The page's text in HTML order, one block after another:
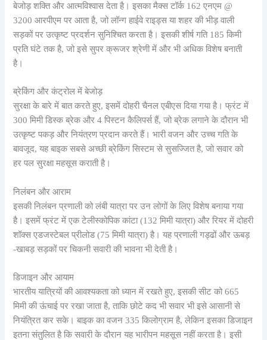
बेजोड़ शक्ति और आत्मविश्वास देता है। इसका मैक्स टॉर्क 162 एनएम @
3200 आरपीएम पर आता है, जो लॉन्ग हाईवे राइड्स या शहर की भीड़ वाली
सड़कों पर उत्कृष्ट प्रदर्शन सुनिश्चित करता है। इसकी शीर्ष गति 185 किमी
प्रति घंटे तक है, जो इसे सुपर क्रूजर श्रेणी में और भी अधिक विशेष बनाती
है।
ब्रेकिंग और कंट्रोल में बेजोड़
सुरक्षा के बारे में बात करते हुए, इसमें दोहरी चैनल एबीएस दिया गया है। फ्रंट में
300 मिमी डिस्क ब्रेक और 4 पिस्टन कैलिपर्स हैं, जो ब्रेक लगाने के दौरान भी
उत्कृष्ट पकड़ और नियंत्रण प्रदान करते हैं। भारी वजन और उच्च गति के
बावजूद, यह बाइक सबसे अच्छी ब्रेकिंग सिस्टम से सुसज्जित है, जो सवार को
हर पल सुरक्षा महसूस कराती है।
निलंबन और आराम
इसकी निलंबन प्रणाली को लंबी यात्रा पर उन लोगों के लिए विशेष बनाया गया
है। इसमें फ्रंट में एक टेलीस्कोपिक कांटा (132 मिमी यात्रा) और रियर में दोहरी
शॉक्स एडजस्टेबल प्रीलोड (75 मिमी यात्रा) है। यह प्रणाली गड्ढों और ऊबड़
-खाबड़ सड़कों पर चिकनी सवारी की भावना भी देती है।
डिजाइन और आयाम
भारतीय यात्रियों की आवश्यकता को ध्यान में रखते हुए, इसकी सीट को 665
मिमी की ऊंचाई पर रखा जाता है, ताकि छोटे कद भी सवार भी इसे आसानी से
नियंत्रित कर सके। बाइक का वजन 335 किलोग्राम है, लेकिन इसका डिजाइन
इतना संतुलित है कि सवारी के दौरान यह भारीपन महसूस नहीं करता है। इसी